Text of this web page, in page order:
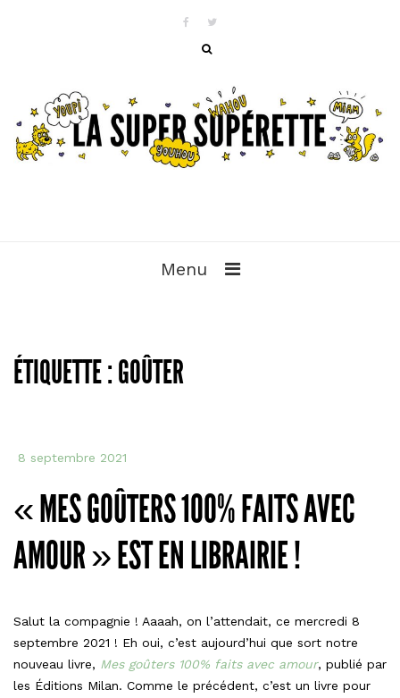
Menu
ÉTIQUETTE :GOÛTER
8 septembre 2021
« MES GOÛTERS 100% FAITS AVEC
AMOUR » EST EN LIBRAIRIE !
Salut la compagnie ! Aaaah, on l’attendait, ce mercredi 8
septembre 2021 ! Eh oui, c’est aujourd’hui que sort notre
nouveau livre, Mes goûters 100% faits avec amour, publié par
les Éditions Milan. Comme le précédent, c’est un livre pour